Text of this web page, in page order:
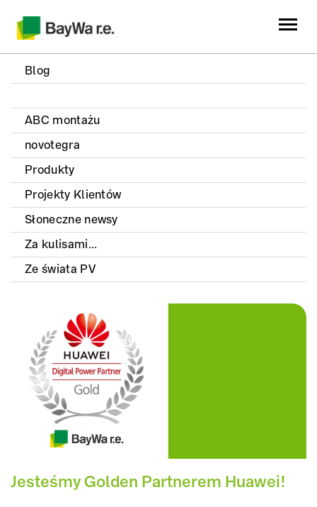
Blog
ABC montażu
novotegra
Produkty
Projekty Klientów
Słoneczne newsy
Za kulisami...
Ze świata PV
Jesteśmy Golden Partnerem Huawei!